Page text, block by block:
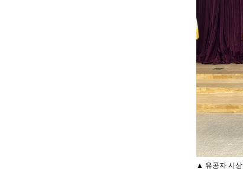
▲ 유공자 시상